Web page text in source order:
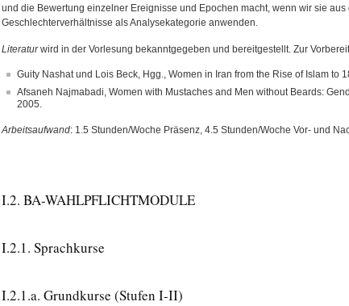
und die Bewertung einzelner Ereignisse und Epochen macht, wenn wir sie
Geschlechterverhältnisse als Analysekategorie anwenden.
Literaturwird in der Vorlesung bekanntgegeben und bereitgestellt. Zur
Guity Nashat und Lois Beck, Hgg., Women in Iran from the Rise of Islam to
Afsaneh Najmabadi, Women with Mustaches and Men without Beards:
2005.
Arbeitsaufwand: 1.5 Stunden/Woche Präsenz, 4.5 Stunden/Woche Vor- und
I.2. BA-WAHLPFLICHTMODULE
I.2.1. Sprachkurse
I.2.1.a. Grundkurse (Stufen I-II)